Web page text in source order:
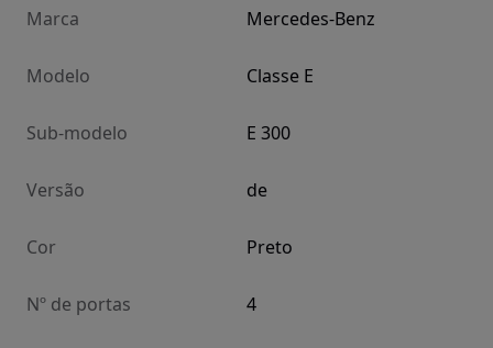
Marca Mercedes-Benz
Modelo Classe E
Sub-modelo E 300
Versão de
Cor Preto
Nº de portas 4